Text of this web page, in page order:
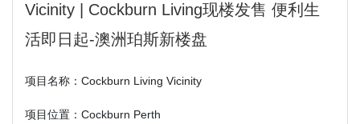
Vicinity | Cockburn Living现楼发售 便利生
活即日起-澳洲珀斯新楼盘
项目名称：Cockburn Living Vicinity
项目位置：Cockburn Perth